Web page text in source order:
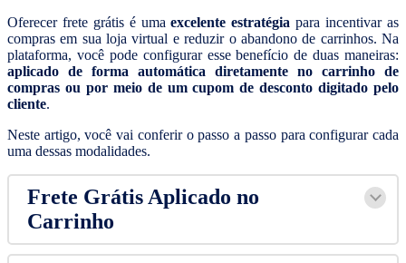
Oferecer frete grátis é umaexcelente estratégia para incentivar as
compras em sua loja virtual e reduzir o abandono de carrinhos. Na
plataforma, você pode configurar esse benefício de duas maneiras:
aplicado de forma automática diretamente no carrinho de
compras ou por meio de um cupom de desconto digitado pelo
cliente.
Neste artigo, você vai conferir o passo a passo para configurar cada
uma dessas modalidades.
Frete Grátis Aplicado no
Carrinho